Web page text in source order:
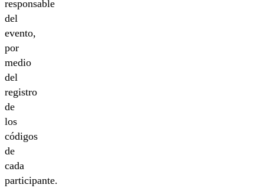
responsable
del
evento,
por
medio
del
registro
de
los
códigos
de
cada
participante.